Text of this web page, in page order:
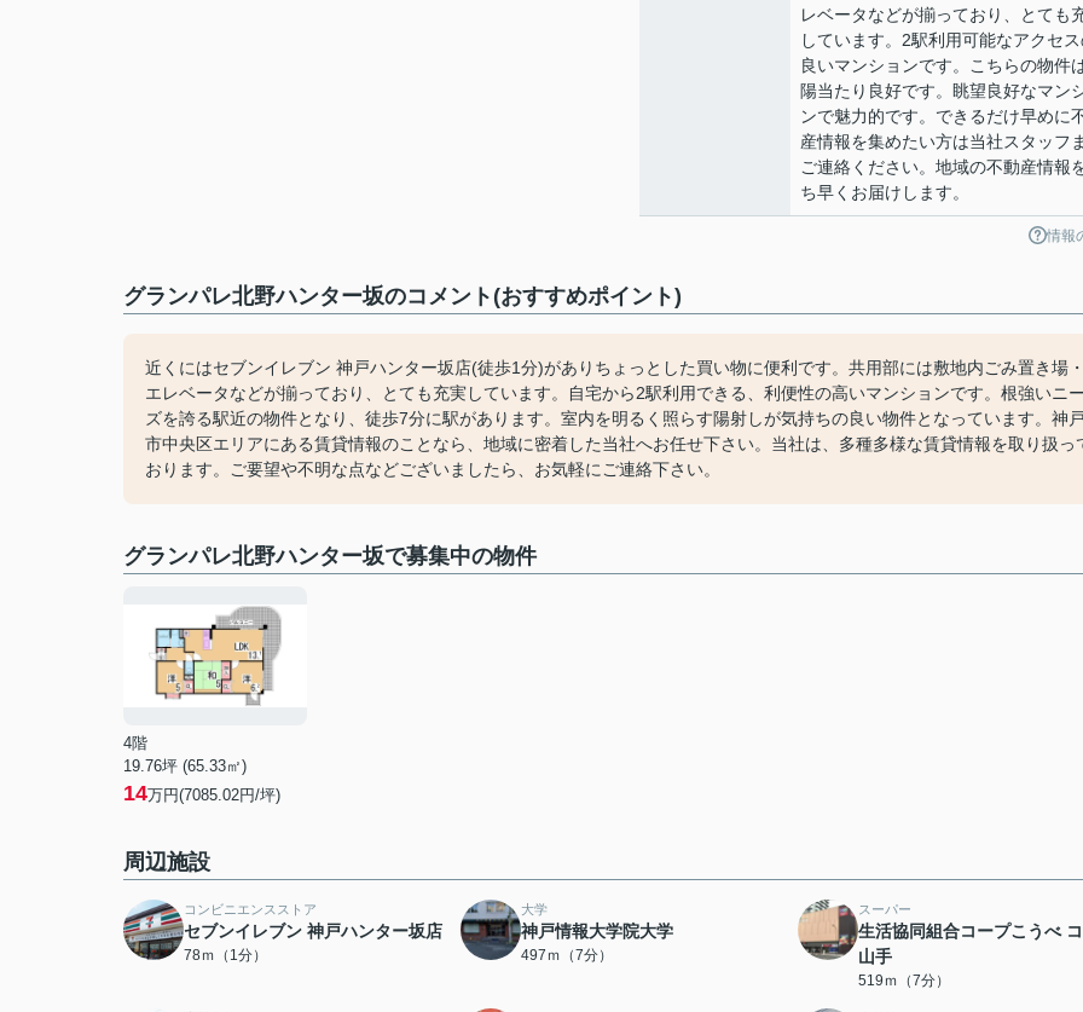
レベータなどが揃っており、とても
しています。2駅利用可能なアクセ
良いマンションです。こちらの物件
陽当たり良好です。眺望良好なマン
ンで魅力的です。できるだけ早めに
産情報を集めたい方は当社スタッフ
ご連絡ください。地域の不動産情報
ち早くお届けします。
情報
グランパレ北野ハンター坂のコメント(おすすめポイント)
近くにはセブンイレブン 神戸ハンター坂店(徒歩1分)がありちょっとした買い物に便利です。共用部には敷地内ごみ置き場
エレベータなどが揃っており、とても充実しています。自宅から2駅利用できる、利便性の高いマンションです。根強いニ
ズを誇る駅近の物件となり、徒歩7分に駅があります。室内を明るく照らす陽射しが気持ちの良い物件となっています。神
市中央区エリアにある賃貸情報のことなら、地域に密着した当社へお任せ下さい。当社は、多種多様な賃貸情報を取り扱っ
おります。ご要望や不明な点などございましたら、お気軽にご連絡下さい。
グランパレ北野ハンター坂で募集中の物件
4階
19.76坪 (65.33㎡)
14万円(7085.02円/坪)
周辺施設
コンビニエンスストア
セブンイレブン 神戸ハンター坂店
78ｍ（1分）
大学
神戸情報大学院大学
497ｍ（7分）
スーパー
生活協同組合コープこうべ
山手
519ｍ（7分）